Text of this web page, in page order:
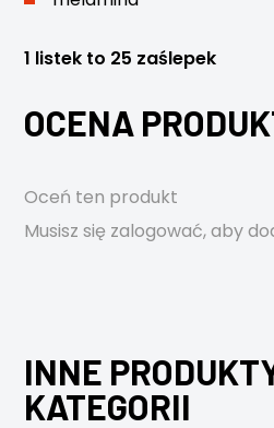
1 listek to 25 zaślepek
OCENA
Oceń ten produkt
Musisz się zalogować, aby
INNE
KATEGORII